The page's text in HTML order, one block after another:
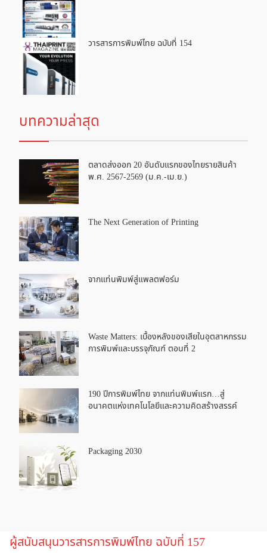
วารสารการพิมพ์ไทย ฉบับที่ 154
บทความล่าสุด
ตลาดส่งออก 20 อันดับแรกของไทยรายสินค้า
พ.ศ. 2567-2569 (ม.ค.-เม.ย.)
The Next Generation of Printing
จากแท่นพิมพ์สู่แพลตฟอร์ม
Waste Matters: เบื้องหลังของเสียในอุตสาหกรรม
การพิมพ์และบรรจุภัณฑ์ ตอนที่ 2
190 ปีการพิมพ์ไทย จากแท่นพิมพ์แรก…สู่
อนาคตแห่งเทคโนโลยีและความคิดสร้างสรรค์
Packaging 2030
ผู้สนับสนุนวารสารการพิมพ์ไทย ฉบับที่ 157